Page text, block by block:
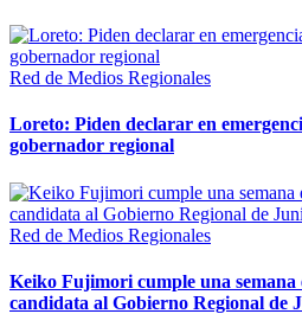
Red de Medios Regionales
Loreto: Piden declarar en
gobernador regional
Red de Medios Regionales
Keiko Fujimori cumple una semana
candidata al Gobierno Regional de